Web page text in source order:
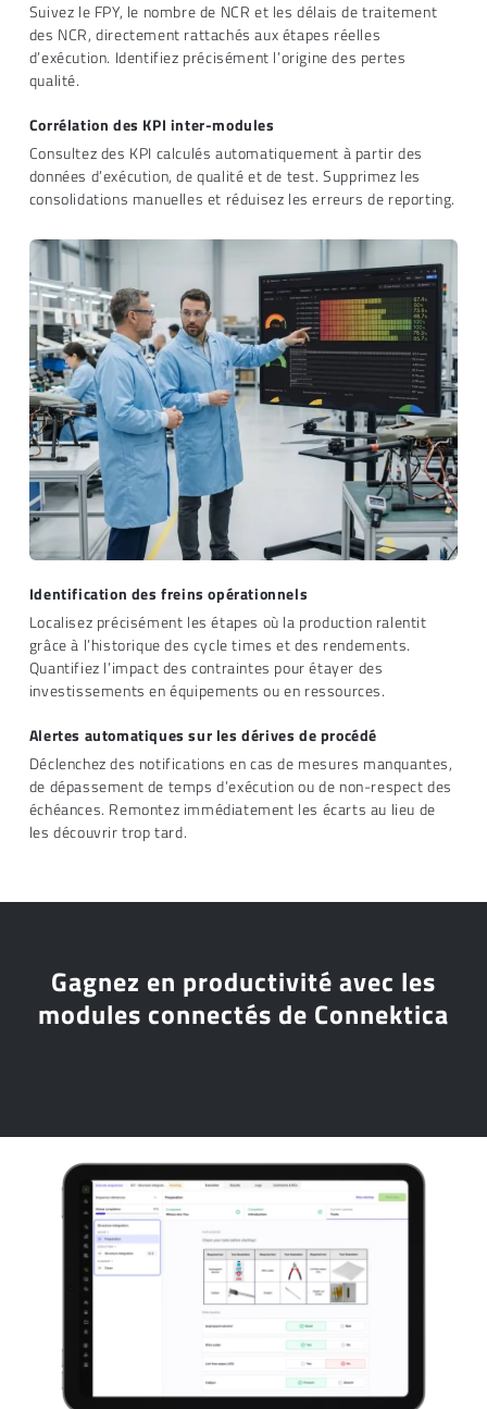
Suivez le FPY, le nombre de NCR et les délais de traitement
des NCR, directement rattachés aux étapes réelles
d’exécution. Identifiez précisément l’origine des pertes
qualité.
Corrélation des KPI inter-modules
Consultez des KPI calculés automatiquement à partir des
données d’exécution, de qualité et de test. Supprimez les
consolidations manuelles et réduisez les erreurs de reporting.
Identification des freins opérationnels
Localisez précisément les étapes où la production ralentit
grâce à l’historique des cycle times et des rendements.
Quantifiez l’impact des contraintes pour étayer des
investissements en équipements ou en ressources.
Alertes automatiques sur les dérives de procédé
Déclenchez des notifications en cas de mesures manquantes,
de dépassement de temps d’exécution ou de non-respect des
échéances. Remontez immédiatement les écarts au lieu de
les découvrir trop tard.
Gagnez en productivité avec les
modules connectés de Connektica